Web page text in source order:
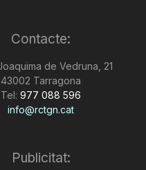
Contacte:
de Vedruna, 21
43002 Tarragona
Tel: 977 088 596
info@rctgn.cat
Publicitat: